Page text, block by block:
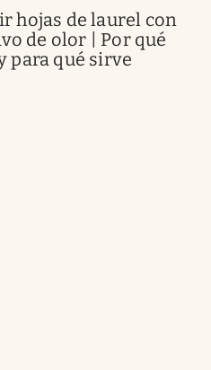
hojas de laurel con
de olor | Por qué
para qué sirve